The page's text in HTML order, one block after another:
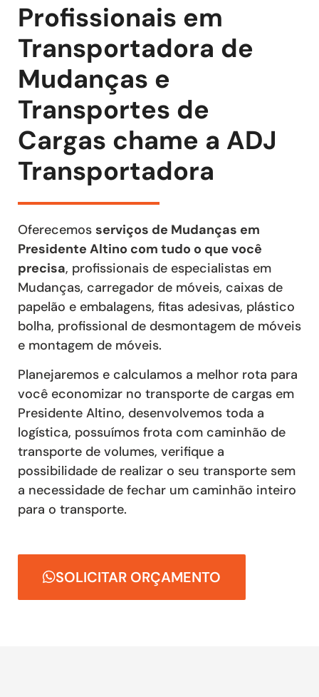
Profissionais em
Transportadora de
Mudanças e
Transportes de
Cargas chame a ADJ
Transportadora
Oferecemos serviços de Mudanças em
Presidente Altino com tudo o que você
precisa, profissionais de especialistas em
Mudanças, carregador de móveis, caixas de
papelão e embalagens, fitas adesivas, plástico
bolha, profissional de desmontagem de móveis
e montagem de móveis.
Planejaremos e calculamos a melhor rota para
você economizar no transporte de cargas em
Presidente Altino, desenvolvemos toda a
logística, possuímos frota com caminhão de
transporte de volumes, verifique a
possibilidade de realizar o seu transporte sem
a necessidade de fechar um caminhão inteiro
para o transporte.
SOLICITAR ORÇAMENTO